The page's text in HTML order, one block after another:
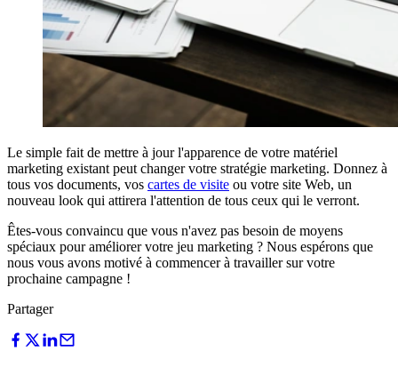
Le simple fait de mettre à jour l'apparence de votre matériel
marketing existant peut changer votre stratégie marketing. Donnez à
tous vos documents, vos cartes de visite ou votre site Web, un
nouveau look qui attirera l'attention de tous ceux qui le verront.
Êtes-vous convaincu que vous n'avez pas besoin de moyens
spéciaux pour améliorer votre jeu marketing ? Nous espérons que
nous vous avons motivé à commencer à travailler sur votre
prochaine campagne !
Partager